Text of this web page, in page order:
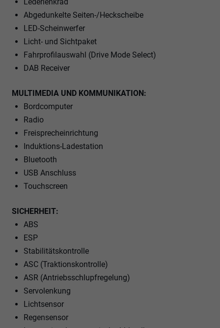
Abgedunkelte Seiten-/Heckscheibe
LED-Scheinwerfer
Licht- und Sichtpaket
Fahrprofilauswahl (Drive Mode Select)
DAB Receiver
MULTIMEDIA UND KOMMUNIKATION:
Bordcomputer
Radio
Freisprecheinrichtung
Induktions-Ladestation
Bluetooth
USB Anschluss
Touchscreen
SICHERHEIT:
ABS
ESP
Stabilitätskontrolle
ASC (Traktionskontrolle)
ASR (Antriebsschlupfregelung)
Servolenkung
Lichtsensor
Regensensor